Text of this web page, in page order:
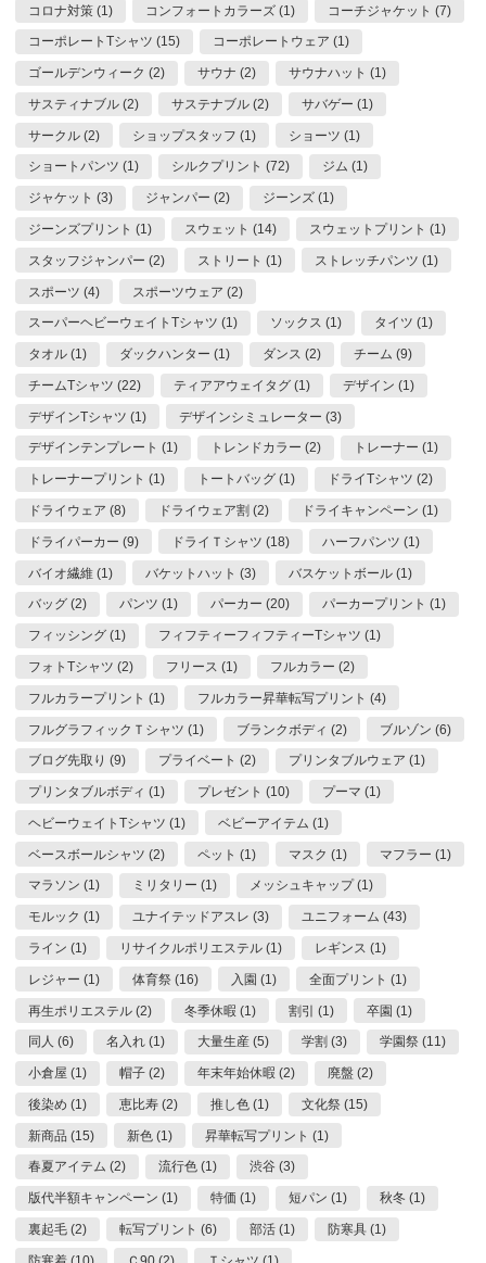
コロナ対策 (1) コンフォートカラーズ (1) コーチジャケット (7)
コーポレートTシャツ (15) コーポレートウェア (1)
ゴールデンウィーク (2) サウナ (2) サウナハット (1)
サスティナブル (2) サステナブル (2) サバゲー (1)
サークル (2) ショップスタッフ (1) ショーツ (1)
ショートパンツ (1) シルクプリント (72) ジム (1)
ジャケット (3) ジャンパー (2) ジーンズ (1)
ジーンズプリント (1) スウェット (14) スウェットプリント (1)
スタッフジャンパー (2) ストリート (1) ストレッチパンツ (1)
スポーツ (4) スポーツウェア (2)
スーパーヘビーウェイトTシャツ (1) ソックス (1) タイツ (1)
タオル (1) ダックハンター (1) ダンス (2) チーム (9)
チームTシャツ (22) ティアアウェイタグ (1) デザイン (1)
デザインTシャツ (1) デザインシミュレーター (3)
デザインテンプレート (1) トレンドカラー (2) トレーナー (1)
トレーナープリント (1) トートバッグ (1) ドライTシャツ (2)
ドライウェア (8) ドライウェア割 (2) ドライキャンペーン (1)
ドライパーカー (9) ドライＴシャツ (18) ハーフパンツ (1)
バイオ繊維 (1) バケットハット (3) バスケットボール (1)
バッグ (2) パンツ (1) パーカー (20) パーカープリント (1)
フィッシング (1) フィフティーフィフティーTシャツ (1)
フォトTシャツ (2) フリース (1) フルカラー (2)
フルカラープリント (1) フルカラー昇華転写プリント (4)
フルグラフィックＴシャツ (1) ブランクボディ (2) ブルゾン (6)
ブログ先取り (9) プライベート (2) プリンタブルウェア (1)
プリンタブルボディ (1) プレゼント (10) プーマ (1)
ヘビーウェイトTシャツ (1) ベビーアイテム (1)
ベースボールシャツ (2) ペット (1) マスク (1) マフラー (1)
マラソン (1) ミリタリー (1) メッシュキャップ (1)
モルック (1) ユナイテッドアスレ (3) ユニフォーム (43)
ライン (1) リサイクルポリエステル (1) レギンス (1)
レジャー (1) 体育祭 (16) 入園 (1) 全面プリント (1)
再生ポリエステル (2) 冬季休暇 (1) 割引 (1) 卒園 (1)
同人 (6) 名入れ (1) 大量生産 (5) 学割 (3) 学園祭 (11)
小倉屋 (1) 帽子 (2) 年末年始休暇 (2) 廃盤 (2)
後染め (1) 恵比寿 (2) 推し色 (1) 文化祭 (15)
新商品 (15) 新色 (1) 昇華転写プリント (1)
春夏アイテム (2) 流行色 (1) 渋谷 (3)
版代半額キャンペーン (1) 特価 (1) 短パン (1) 秋冬 (1)
裏起毛 (2) 転写プリント (6) 部活 (1) 防寒具 (1)